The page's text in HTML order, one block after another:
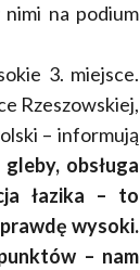
na podium
3. miejsce.
Rzeszowskiej,
– informują
obsługa
łazika – to
wysoki.
– nam